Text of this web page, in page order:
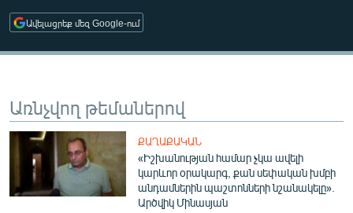
ԿՈՐՈՆԱՎԻՐՈՒՍ
ԲԱՆԱՎԵՃ
ՁԳՏԵԼՈՎ ԼԱՎԱԳՈՒՅՆԻՆ
ՓՈԴՔԱՍԹ
Հայերեն
Ավելացրեք մեզ Google-ում
Առնչվող թեմաներով
ՔԱՂԱՔԱԿԱՆ
«Իշխանության համար չկա ավելի
կարևոր օրակարգ, քան սեփական խմբի
անդամներին պաշտոնների նշանակելը».
Արծվիկ Մինասյան